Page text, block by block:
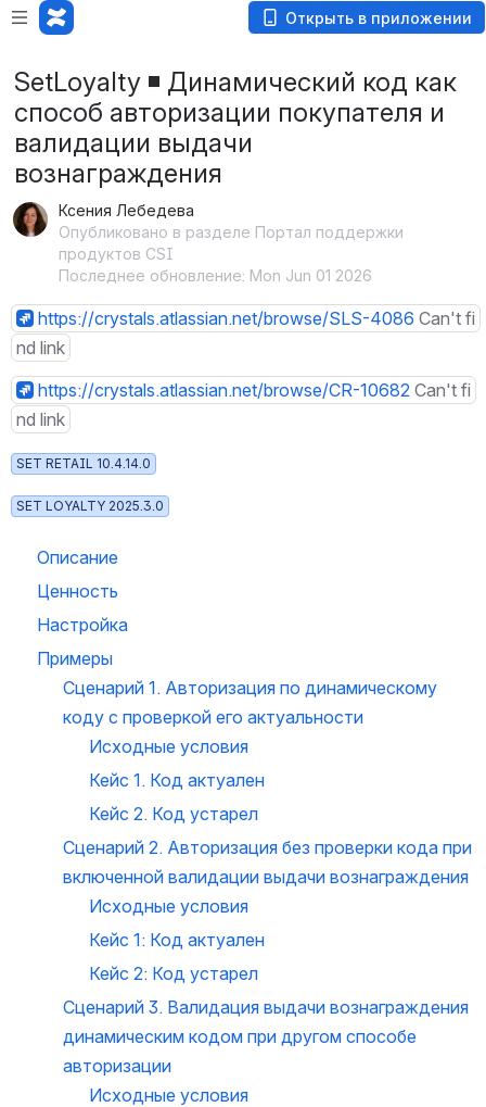
Открыть в приложении
SetLoyalty ◾️ Динамический код как
способ авторизации покупателя и
валидации выдачи
вознаграждения
Ксения Лебедева
Опубликовано в разделе Портал поддержки
продуктов CSI
Последнее обновление: Mon Jun 01 2026
https://crystals.atlassian.net/browse/SLS-4086 Can't fi
nd link
https://crystals.atlassian.net/browse/CR-10682 Can't fi
nd link
SET RETAIL 10.4.14.0
SET LOYALTY 2025.3.0
Описание
Ценность
Настройка
Примеры
Сценарий 1. Авторизация по динамическому
коду с проверкой его актуальности
Исходные условия
Кейс 1. Код актуален
Кейс 2. Код устарел
Сценарий 2. Авторизация без проверки кода при
включенной валидации выдачи вознаграждения
Исходные условия
Кейс 1: Код актуален
Кейс 2: Код устарел
Сценарий 3. Валидация выдачи вознаграждения
динамическим кодом при другом способе
авторизации
Исходные условия